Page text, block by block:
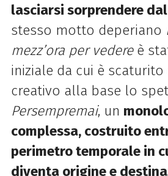
lasciarsi sorprendere
stesso motto deperiano
mezz’ora per vedereè
iniziale da cui è
creativo alla base lo
Persempremai, un
complessa, costruito
perimetro temporale in
diventa origine e